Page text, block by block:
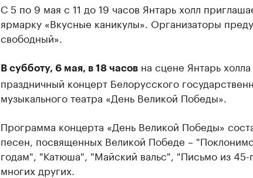
С 5 по 9 мая с 11 до 19 часов Янтарь холл
ярмарку «Вкусные каникулы». Организаторы
свободный».
В субботу, 6 мая, в 18 часов на сцене Янтарь
праздничный концерт Белорусского
музыкального театра «День Великой Победы».
Программа концерта «День Великой Победы»
песен, посвященных Великой Победе –
годам", "Катюша", "Майский вальс", "Письмо из 45-
многих других.